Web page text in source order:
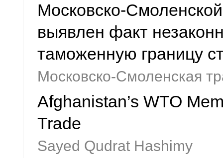
Московско-
выявлен факт
таможенную границу
Московско-Смоленская
Afghanistan’s WTO
Trade
Sayed Qudrat Hashimy